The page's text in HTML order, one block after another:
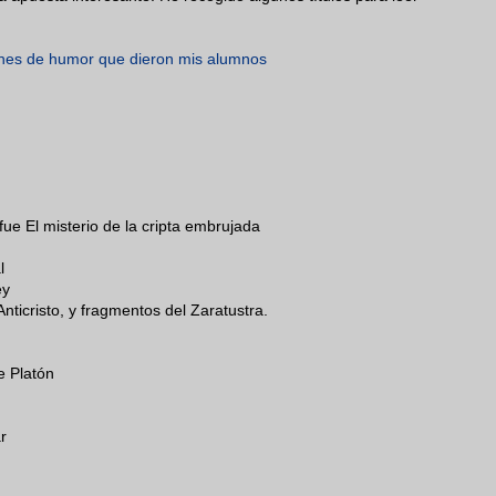
de humor que dieron mis alumnos
El misterio de la cripta embrujada
y fragmentos del Zaratustra.
Platón